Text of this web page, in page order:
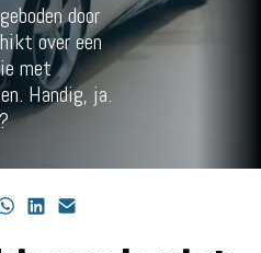
door
over een
met
Handig, ja.